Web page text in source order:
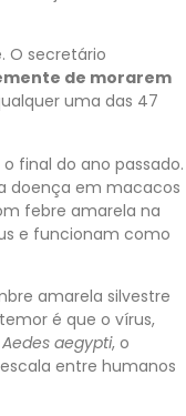
O secretário
de morarem
uma das 47
final do ano passado.
doença em macacos
febre amarela na
e funcionam como
amarela silvestre
é que o vírus,
Aedes aegypti, o
entre humanos